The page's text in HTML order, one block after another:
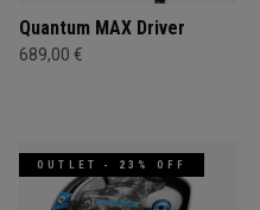
Quantum MAX Driver
689,00 €
OUTLET - 23% OFF